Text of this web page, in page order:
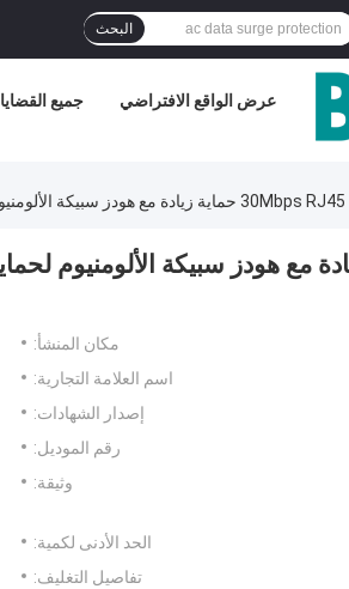
البحث
جميع القضايا عرض الواقع الافتراضي
30Mbps RJ45 حماية زيادة مع هودز سبيكة الألومنيوم لحماية البرق في شبكات إيثيرنت
مكان المنشأ:
اسم العلامة التجارية:
إصدار الشهادات:
رقم الموديل:
وثيقة:
الحد الأدنى لكمية:
تفاصيل التغليف: